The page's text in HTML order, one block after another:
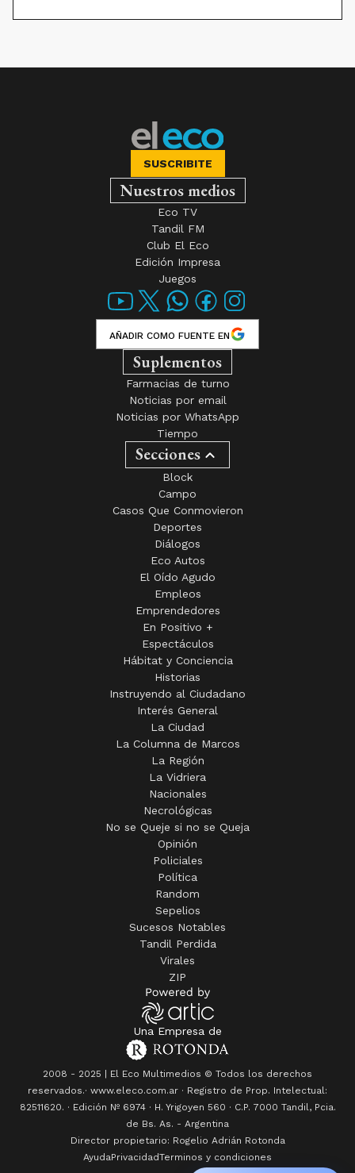
SUSCRIBITE
Nuestros medios
Eco TV
Tandil FM
Club El Eco
Edición Impresa
Juegos
AÑADIR COMO FUENTE EN
Suplementos
Farmacias de turno
Noticias por email
Noticias por WhatsApp
Tiempo
Secciones
Block
Campo
Casos Que Conmovieron
Deportes
Diálogos
Eco Autos
El Oído Agudo
Empleos
Emprendedores
En Positivo +
Espectáculos
Hábitat y Conciencia
Historias
Instruyendo al Ciudadano
Interés General
La Ciudad
La Columna de Marcos
La Región
La Vidriera
Nacionales
Necrológicas
No se Queje si no se Queja
Opinión
Policiales
Política
Random
Sepelios
Sucesos Notables
Tandil Perdida
Virales
ZIP
Una Empresa de
2008 - 2025 | El Eco Multimedios © Todos los derechos
reservados.· www.eleco.com.ar · Registro de Prop. Intelectual:
82511620. · Edición Nº 6974· H. Yrigoyen 560 · C.P. 7000 Tandil, Pcia.
de Bs. As. - Argentina
Director propietario: Rogelio Adrián Rotonda
AyudaPrivacidadTerminos y condiciones